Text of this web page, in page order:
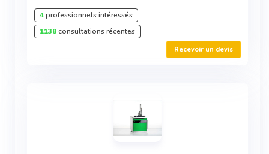
4professionnels intéressés
1138consultations récentes
Recevoir un devis